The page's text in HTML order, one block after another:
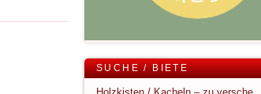
SUCHE / BIETE